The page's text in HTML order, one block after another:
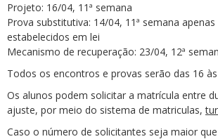
Projeto: 16/04, 11ª semana
Prova substitutiva: 14/04, 11ª semana
estabelecidos em lei
Mecanismo de recuperação: 23/04, 12ª
Todos os encontros e provas serão das 16
Os alunos podem solicitar a matrícula entre
ajuste, por meio do sistema de matriculas,
Caso o número de solicitantes seja maior